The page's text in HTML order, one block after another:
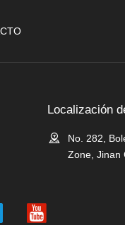
Localización

No. 282,
Zone, Jinan